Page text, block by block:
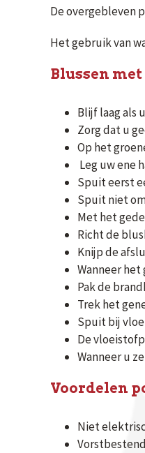
De overgebleven
Het gebruik van
Blussen
Blijf laag als
Zorg dat u
Op het
Leg uw ene
Spuit eerst
Spuit niet
Met het
Richt de
Knijp de
Wanneer
Pak de
Trek het
Spuit bij
De
Wanneer u
Voordelen
Niet